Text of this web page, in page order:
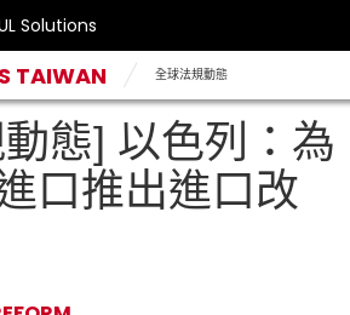
Solutions
TAIWAN 全球法規動態
態] 以色列：為
口推出進口改